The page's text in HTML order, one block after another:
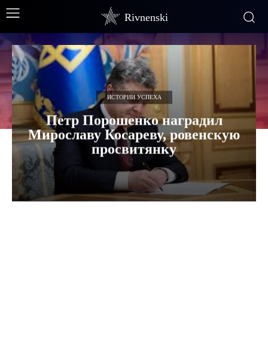
Rivnenski
ИСТОРИИ УСПЕХА
Петр Порошенко наградил
Мирославу Косареву, ровенскую
просвитянку